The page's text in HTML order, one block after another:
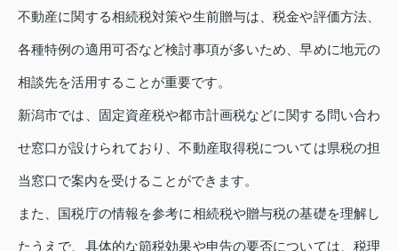
不動産に関する相続税対策や生前贈与は、税金や評価方法、
各種特例の適用可否など検討事項が多いため、早めに地元の
相談先を活用することが重要です。
新潟市では、固定資産税や都市計画税などに関する問い合わ
せ窓口が設けられており、不動産取得税については県税の担
当窓口で案内を受けることができます。
また、国税庁の情報を参考に相続税や贈与税の基礎を理解し
たうえで、具体的な節税効果や申告の要否については、税理